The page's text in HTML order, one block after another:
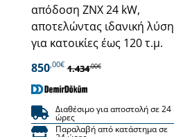
απόδοση ΖΝΧ 24 kW,
αποτελώντας ιδανική λύση
για κατοικίες έως 120 τ.μ.
850,00€ 1.434,00€
Διαθέσιμο για αποστολή σε 24
ώρες
Παραλαβή από κατάστημα σε